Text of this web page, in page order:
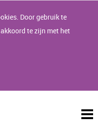
Door gebruik te
te zijn met het